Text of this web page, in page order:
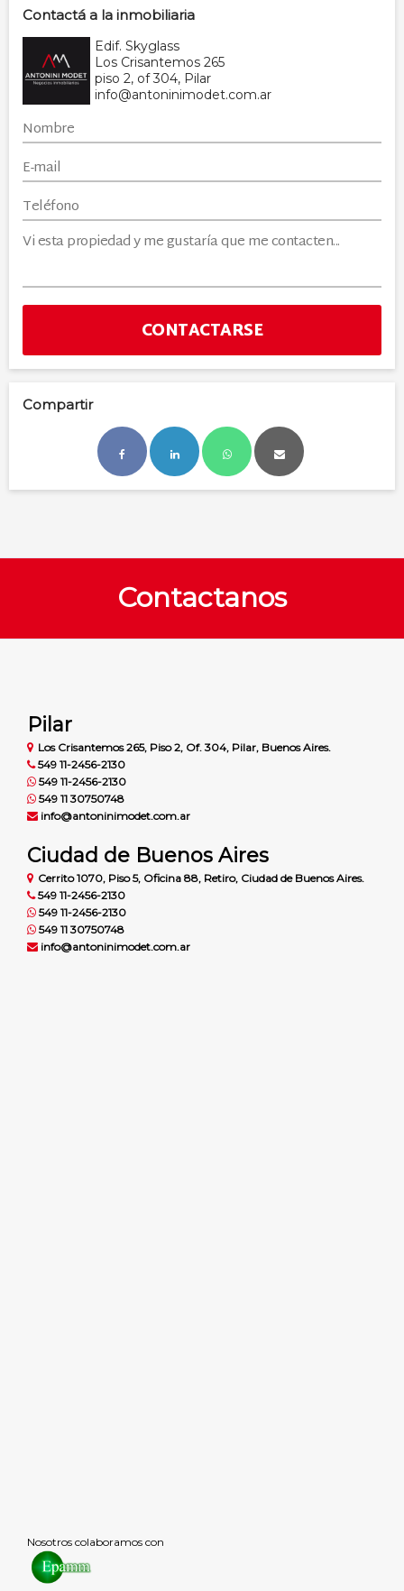
Contactá a la inmobiliaria
Edif. Skyglass
Los Crisantemos 265
piso 2, of 304, Pilar
info@antoninimodet.com.ar
CONTACTARSE
Compartir
Contactanos
Pilar
Los Crisantemos 265, Piso 2, Of. 304, Pilar, Buenos Aires.
549 11-2456-2130
549 11-2456-2130
549 11 30750748
info@antoninimodet.com.ar
Ciudad de Buenos Aires
Cerrito 1070, Piso 5, Oficina 88, Retiro, Ciudad de Buenos Aires.
549 11-2456-2130
549 11-2456-2130
549 11 30750748
info@antoninimodet.com.ar
Nosotros colaboramos con